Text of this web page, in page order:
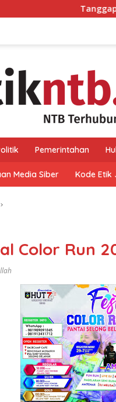
PDIP, Syamsul
Pemerintahan
Media Siber Kode Etik
Color Run